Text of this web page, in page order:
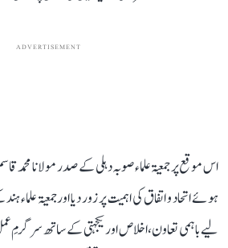
ADVERTISEMENT
اس موقع پر جمعیۃ علماء صوبہ دہلی کے صدر مولانا
ہوئے اتحاد و اتفاق کی اہمیت پر زور دیا اور جمعیۃ
لیے باہمی تعاون، اخلاص اور یکجہتی کے ساتھ